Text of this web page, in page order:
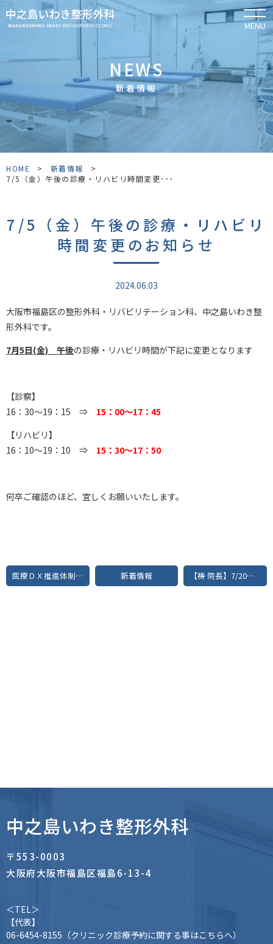
MENU
NEWS
新着情報
HOME > 新着情報
>
7/5（金）午後の診療・リハビリ時間変更･･･
7/5（金）午後の診療・リハビリ
時間変更のお知らせ
2024.06.03
大阪市福島区の整形外科・リバビリテーション科、中之島いわき整
形外科です。
7月5日(金) 午後の診療・リハビリ時間が下記に変更となります
【診察】
16：30～19：15 ⇒ 15：00～17：45
【リハビリ】
16：10～19：10 ⇒ 15：30～17：50
何卒ご確認のほど、宜しくお願いいたします。
医療ＤＸ推進体制の整備について 新着情報 【祷 院長】7/20（土）休診のお知らせ
中之島いわき整形外科
〒553-0003
大阪府大阪市福島区福島6-13-4
＜TEL＞
【代表】
06-6454-8155 （クリニック診療予約に関する事はこちらへ）